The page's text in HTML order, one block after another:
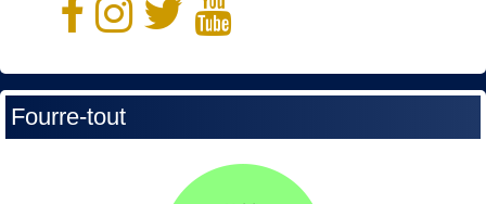
Fourre-tout